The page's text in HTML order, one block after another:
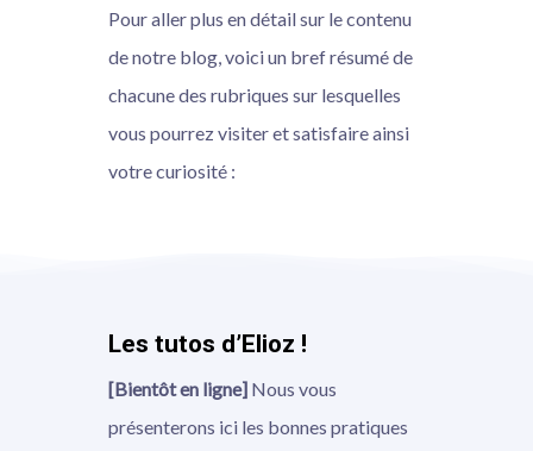
Pour aller plus en détail sur le contenu
de notre blog, voici un bref résumé de
chacune des rubriques sur lesquelles
vous pourrez visiter et satisfaire ainsi
votre curiosité :
Les tutos d’Elioz !
[Bientôt en ligne]Nous vous
présenterons ici les bonnes pratiques